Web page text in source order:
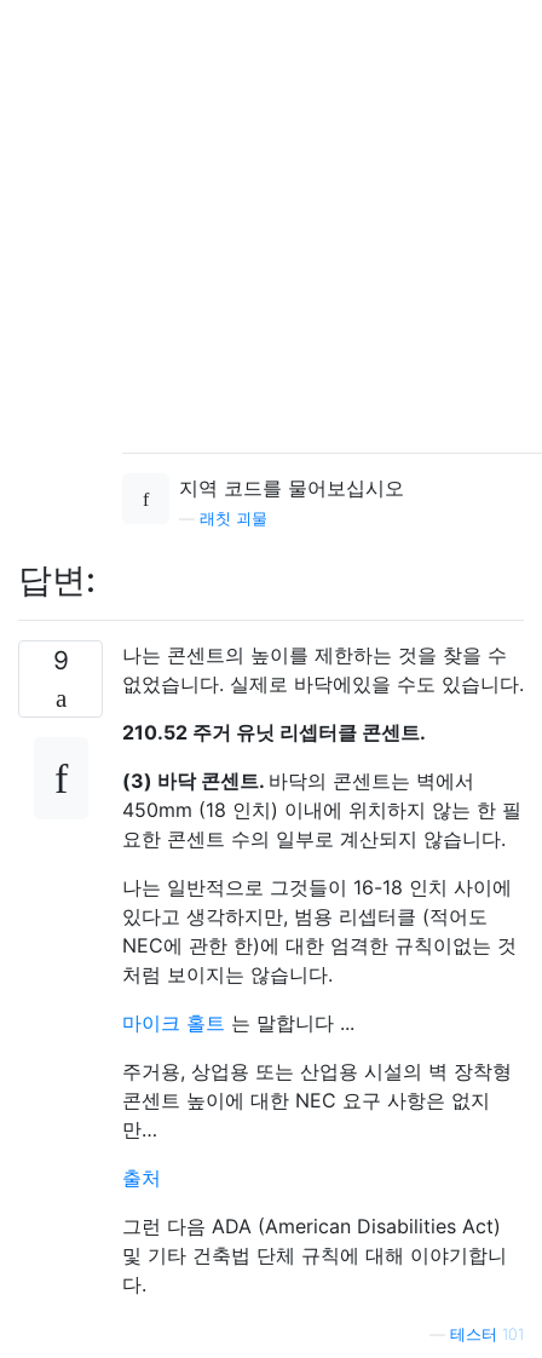
지역 코드를 물어보십시오
래칫 괴물
답변:
9
나는 콘센트의 높이를 제한하는 것을 찾을 수
없었습니다. 실제로 바닥에있을 수도 있습니다.
210.52 주거 유닛 리셉터클 콘센트.
(3) 바닥 콘센트. 바닥의 ​​콘센트는 벽에서
450mm (18 인치) 이내에 위치하지 않는 한 필
요한 콘센트 수의 일부로 계산되지 않습니다.
나는 일반적으로 그것들이 16-18 인치 사이에
있다고 생각하지만, 범용 리셉터클 (적어도
NEC에 관한 한)에 대한 엄격한 규칙이없는 것
처럼 보이지는 않습니다.
마이크 홀트 는 말합니다 ...
주거용, 상업용 또는 산업용 시설의 벽 장착형
콘센트 높이에 대한 NEC 요구 사항은 없지
만…
출처
그런 다음 ADA (American Disabilities Act)
및 기타 건축법 단체 규칙에 대해 이야기합니
다.
테스터 101